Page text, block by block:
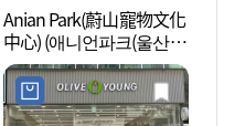
Anian Park(蔚山寵物文化
中心) (애니언파크(울산
반려동물 문화센터))